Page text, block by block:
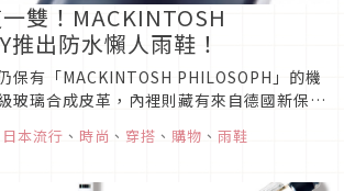
雙！MACKINTOSH
推出防水懶人雨鞋！
保有「MACKINTOSH PHILOSOPH」的機
玻璃合成皮革，內裡則藏有來自德國新保適
日本流行 、 時尚 、 穿搭 、 購物 、 雨鞋